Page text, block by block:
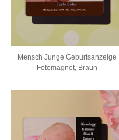
Mensch Junge Geburtsanzeige
Fotomagnet, Braun